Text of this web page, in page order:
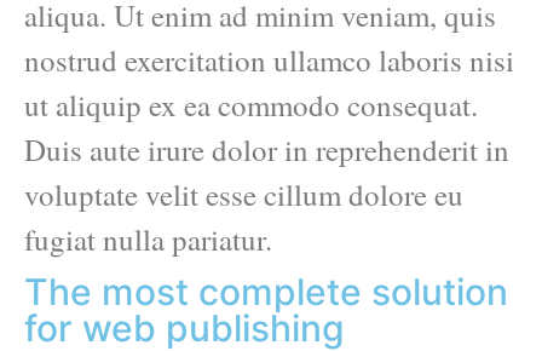
aliqua. Ut enim ad minim veniam, quis
nostrud exercitation ullamco laboris nisi
ut aliquip ex ea commodo consequat.
Duis aute irure dolor in reprehenderit in
voluptate velit esse cillum dolore eu
fugiat nulla pariatur.
The most complete solution
for web publishing